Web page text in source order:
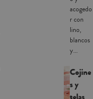
acogedo
r con
lino,
blancos
y...
Cojine
s y